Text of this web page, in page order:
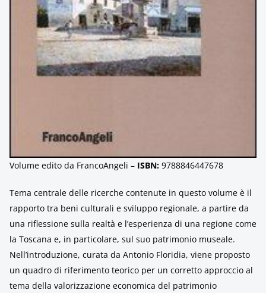
Volume edito da FrancoAngeli – ISBN: 9788846447678
Tema centrale delle ricerche contenute in questo volume è il
rapporto tra beni culturali e sviluppo regionale, a partire da
una riflessione sulla realtà e l’esperienza di una regione come
la Toscana e, in particolare, sul suo patrimonio museale.
Nell’introduzione, curata da Antonio Floridia, viene proposto
un quadro di riferimento teorico per un corretto approccio al
tema della valorizzazione economica del patrimonio